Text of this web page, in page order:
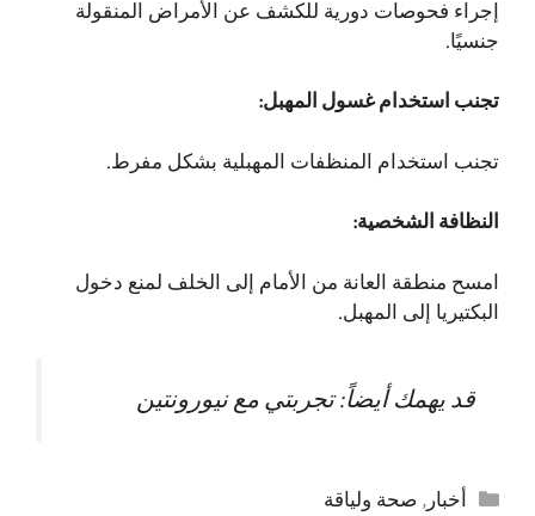
إجراء فحوصات دورية للكشف عن الأمراض المنقولة
جنسيًا.
تجنب استخدام غسول المهبل:
تجنب استخدام المنظفات المهبلية بشكل مفرط.
النظافة الشخصية:
امسح منطقة العانة من الأمام إلى الخلف لمنع دخول
البكتيريا إلى المهبل.
قد يهمك أيضاً:تجربتي مع نيورونتين
التصنيفات
أخبار,صحة ولياقة